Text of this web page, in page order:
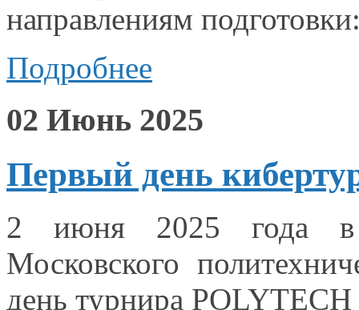
направлениям
Подробнее
02 Июнь 2025
Первый день
2 июня 2025 года
Московского
день турнира